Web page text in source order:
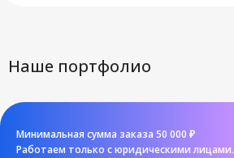
Наше портфолио
Минимальная сумма заказа 50 000 ₽
Работаем только с юридическими лицами.